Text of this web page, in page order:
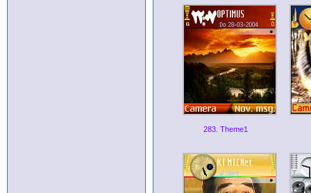
283. Theme1